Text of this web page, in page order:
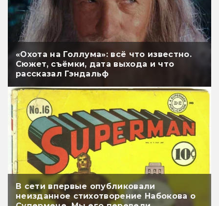
«Охота на Голлума»: всё что известно.
Сюжет, съёмки, дата выхода и что
рассказал Гэндальф
В сети впервые опубликовали
неизданное стихотворение Набокова о